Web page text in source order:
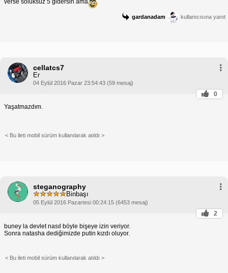
gardanadam kullanıcısına yanıt
cellatcs7
Er
04 Eylül 2016 Pazar 23:54:43 (59 mesaj)
0
Yaşatmazdım.
< Bu ileti mobil sürüm kullanılarak atıldı >
steganography
Binbaşı
05 Eylül 2016 Pazartesi 00:24:15 (6453 mesaj)
2
buney la devlet nasıl böyle bişeye izin veriyor.
Sonra natasha dediğimizde putin kızdı oluyor.
< Bu ileti mobil sürüm kullanılarak atıldı >